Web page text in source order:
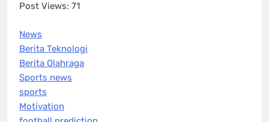
Post Views: 71
News
Berita Teknologi
Berita Olahraga
Sports news
sports
Motivation